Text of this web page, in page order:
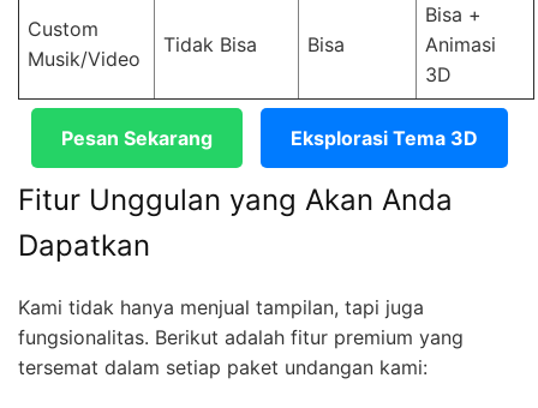
Custom
Musik/Video
Tidak Bisa Bisa
Bisa +
Animasi
3D
Pesan Sekarang Eksplorasi Tema 3D
Fitur Unggulan yang Akan Anda
Dapatkan
Kami tidak hanya menjual tampilan, tapi juga
fungsionalitas. Berikut adalah fitur premium yang
tersemat dalam setiap paket undangan kami: